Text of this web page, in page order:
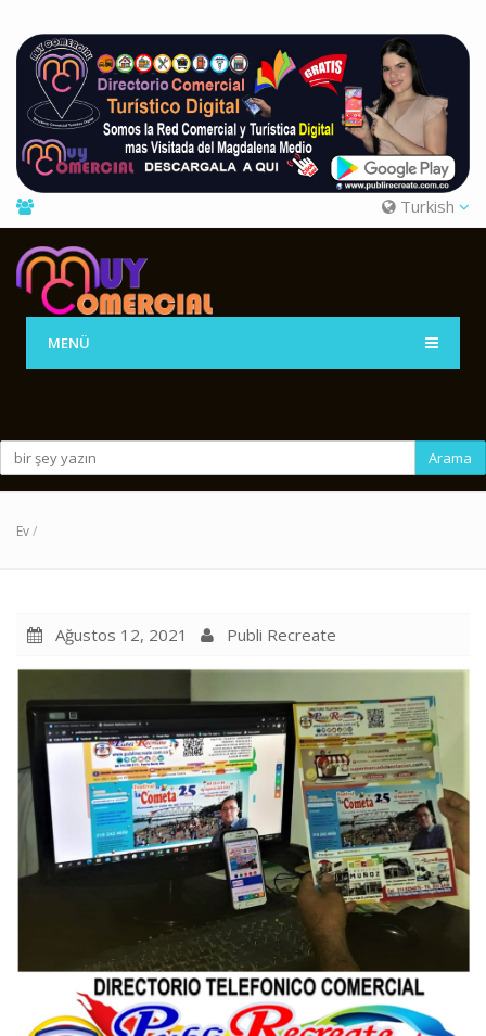
Turkish
MENÜ
Arama
Ev/
Ağustos 12, 2021 Publi Recreate